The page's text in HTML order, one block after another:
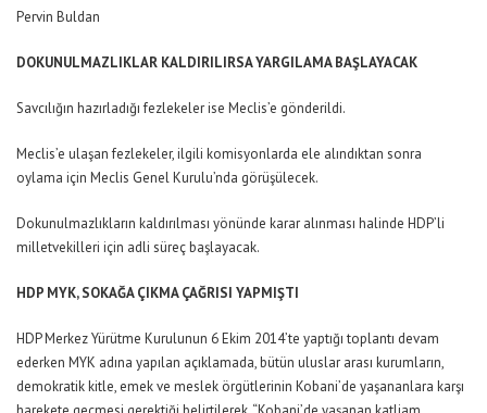
Pervin Buldan
DOKUNULMAZLIKLAR KALDIRILIRSA YARGILAMA BAŞLAYACAK
Savcılığın hazırladığı fezlekeler ise Meclis’e gönderildi.
Meclis’e ulaşan fezlekeler, ilgili komisyonlarda ele alındıktan sonra
oylama için Meclis Genel Kurulu’nda görüşülecek.
Dokunulmazlıkların kaldırılması yönünde karar alınması halinde HDP’li
milletvekilleri için adli süreç başlayacak.
HDP MYK, SOKAĞA ÇIKMA ÇAĞRISI YAPMIŞTI
HDP Merkez Yürütme Kurulunun 6 Ekim 2014’te yaptığı toplantı devam
ederken MYK adına yapılan açıklamada, bütün uluslar arası kurumların,
demokratik kitle, emek ve meslek örgütlerinin Kobani’de yaşananlara karşı